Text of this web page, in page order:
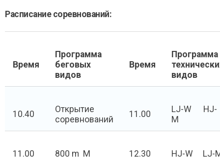
Расписание соревнований:
Время
Программа
беговых
видов
Время
Программа
видов
10.40
Открытие
соревнований
11.00
LJ-W HJ-
M
11.00 800 m M 12.30 HJ-W LJ-